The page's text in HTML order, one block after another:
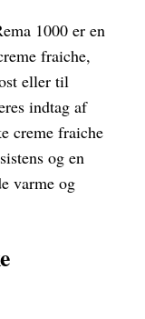
1000 er en
fraiche,
eller til
indtag af
creme fraiche
og en
varme og